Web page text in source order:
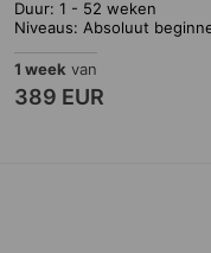
Duur: 1 - 52 weken
Niveaus: Absoluut
1 week van
389 EUR